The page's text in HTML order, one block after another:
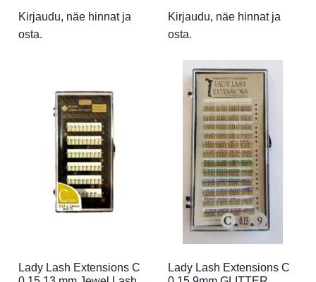
Kirjaudu, näe hinnat ja
osta.
Kirjaudu, näe hinnat ja
osta.
Lady Lash Extensions C
Lady Lash Extensions C